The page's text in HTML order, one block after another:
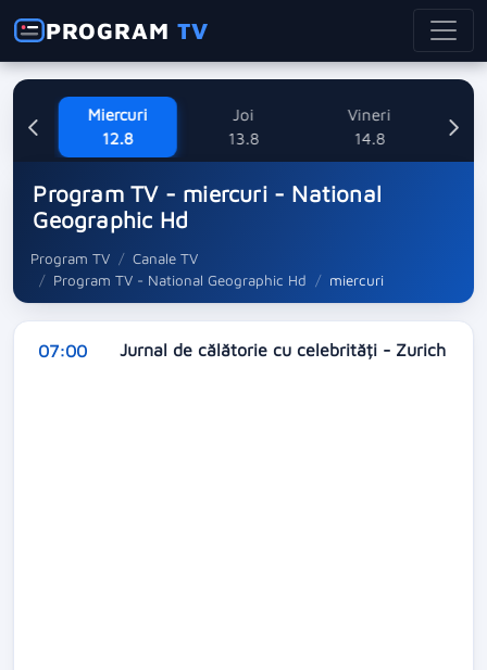
PROGRAMTV
Miercuri
12.8
Joi
13.8
Vineri
14.8
Program TV - miercuri - National
Geographic Hd
Program TV
Canale TV
Program TV - National Geographic Hd
miercuri
07:00 Jurnal de călătorie cu celebrități - Zurich